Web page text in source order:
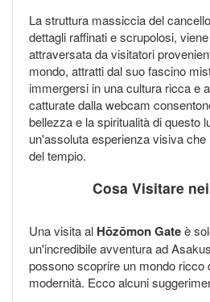
La struttura massiccia del
dettagli raffinati e scrupolosi,
attraversata da visitatori
mondo, attratti dal suo fascino
immergersi in una cultura ricca e
catturate dalla webcam
bellezza e la spiritualità di questo
un'assoluta esperienza visiva
del tempio.
Cosa Visitare
Una visita al Hōzōmon Gateè
un'incredibile avventura ad
possono scoprire un mondo ricco
modernità. Ecco alcuni